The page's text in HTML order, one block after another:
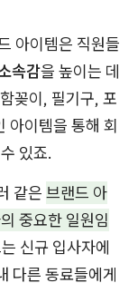
아이템은 직원들
속감을 높이는 데
꽂이, 필기구, 포
아이템을 통해 회
있죠.
같은 브랜드 아
중요한 일원임
신규 입사자에
다른 동료들에게